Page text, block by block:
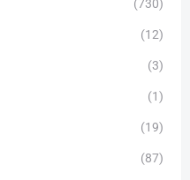
(730)
(12)
(3)
(1)
(19)
(87)